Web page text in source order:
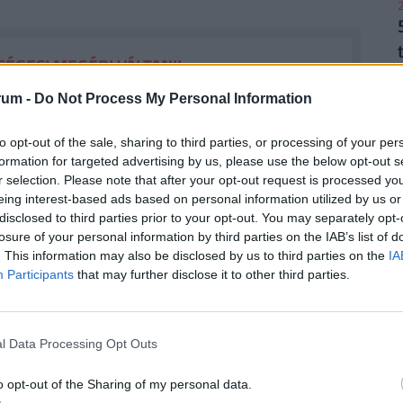
- Do Not Process My Personal Information
opt-out of the sale, sharing to third parties, or processing of your
for targeted advertising by us, please use the below opt-out
selection. Please note that after your opt-out request is processed
interest-based ads based on personal information utilized by us
to third parties prior to your opt-out. You may separately
of your personal information by third parties on the IAB’s list of
This information may also be disclosed by us to third parties on the
Participants that may further disclose it to other third parties.
Data Processing Opt Outs
opt-out of the Sharing of my personal data.
MEGÉRI VÁLTANI!
számlavezetés. APénzcentrum
lehetnek. Nemrég három pénzintézet is
a Raiffeisen Bank, valamint az UniCredit Bank
. Nézz szét a friss számlacsomagok között,
(x)
a csapatát, negyvenedik pontját egy
zsinórban elért tizedik pontját jelentette,
A Spurs játéka az utolsó
az összecsapást. Bár a texasi gárda a
birtokában volt, egyszer sem tudta megtartani